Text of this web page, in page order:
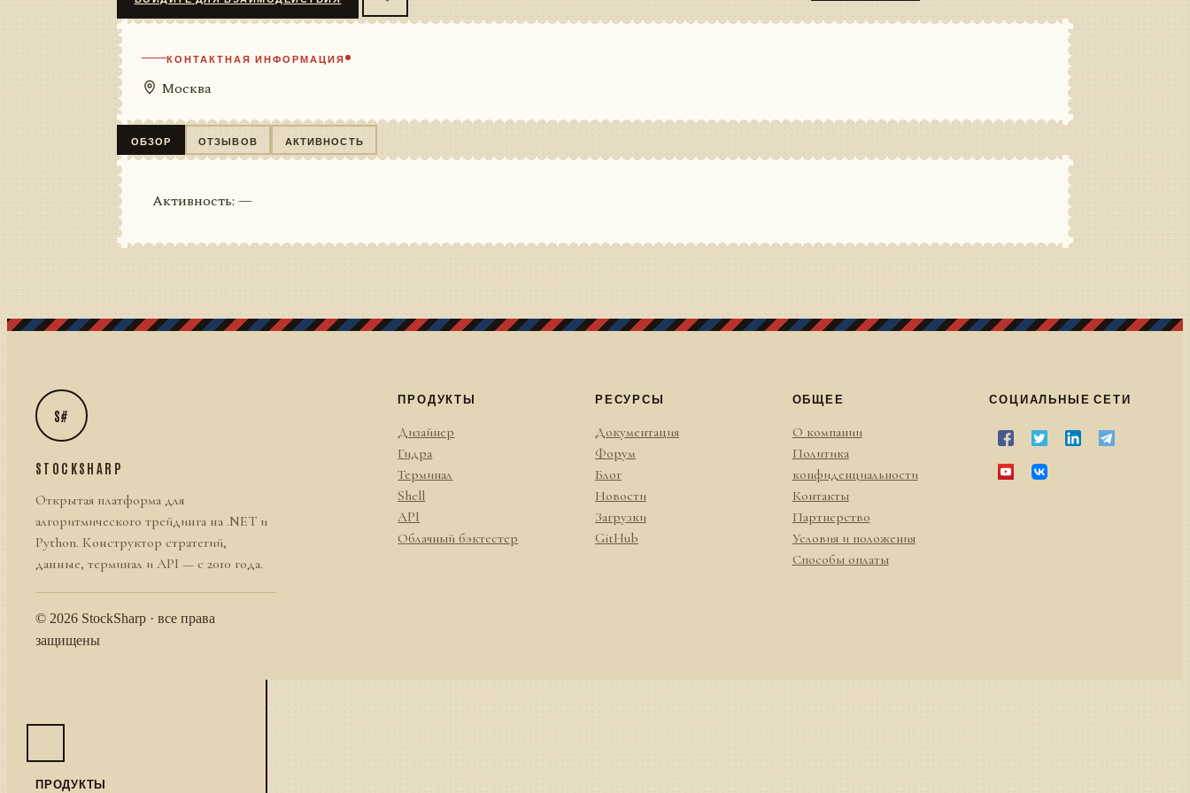
КОНТАКТНАЯ ИНФОРМАЦИЯ
Москва
ОБЗОР ОТЗЫВОВ АКТИВНОСТЬ
Активность: —
S#
STOCKSHARP
Открытая платформа для
алгоритмического трейдинга на .NET и
Python. Конструктор стратегий,
данные, терминал и API — с 2010 года.
© 2026 StockSharp · все права
защищены
ПРОДУКТЫ
Дизайнер
Гидра
Терминал
Shell
API
Облачный бэктестер
РЕСУРСЫ
Документация
Форум
Блог
Новости
Загрузки
GitHub
ОБЩЕЕ
О компании
Политика
конфиденциальности
Контакты
Партнерство
Условия и положения
Способы оплаты
СОЦИАЛЬНЫЕ СЕТИ
ПРОДУКТЫ